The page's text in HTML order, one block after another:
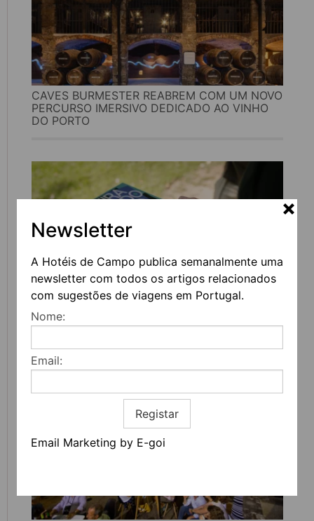
Newsletter
A Hotéis de Campo publica semanalmente uma
newsletter com todos os artigos relacionados
com sugestões de viagens em Portugal.
Nome:
Email:
Registar
Email Marketing by E-goi
CAVES BURMESTER REABREM COM UM NOVO
PERCURSO IMERSIVO DEDICADO AO VINHO
DO PORTO
FEIRA DO LIVRO DO PORTO REGRESSA COM
MAIS DE 200 ATIVIDADES DEDICADAS À